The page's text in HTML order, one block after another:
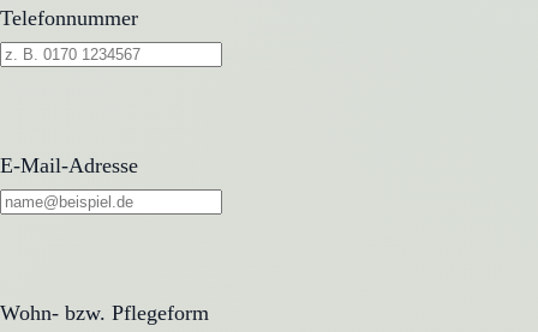
Telefonnummer
E-Mail-Adresse
Wohn- bzw. Pflegeform
Wohn- bzw. Pflegeform